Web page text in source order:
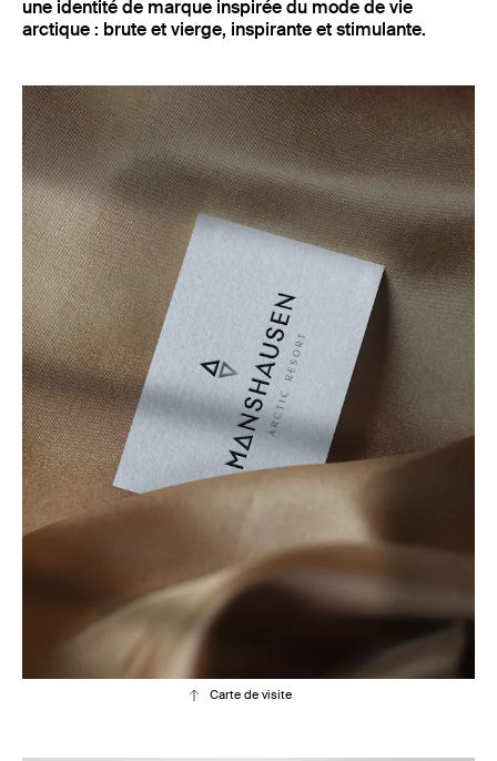
une identité de marque inspirée du mode de vie
arctique : brute et vierge, inspirante et stimulante.
Carte de visite